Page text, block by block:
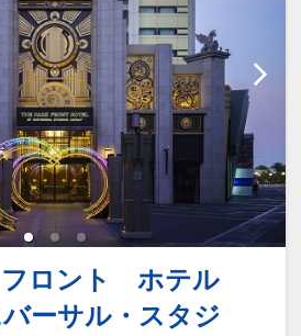
ロント ホテル
ーサル・スタジ